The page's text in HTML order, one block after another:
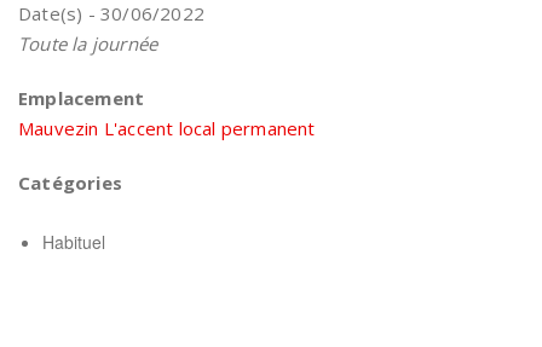
Date(s) - 30/06/2022
Toute la journée
Emplacement
Mauvezin L'accent local permanent
Catégories
Habituel